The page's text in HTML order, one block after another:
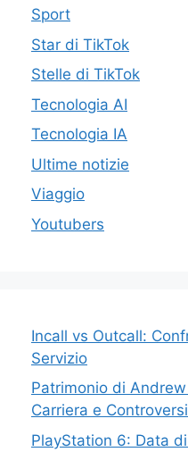
Sport
Star di TikTok
Stelle di TikTok
Tecnologia AI
Tecnologia IA
Ultime notizie
Viaggio
Youtubers
Incall vs Outcall:
Servizio
Patrimonio di
Carriera e
PlayStation 6: Data